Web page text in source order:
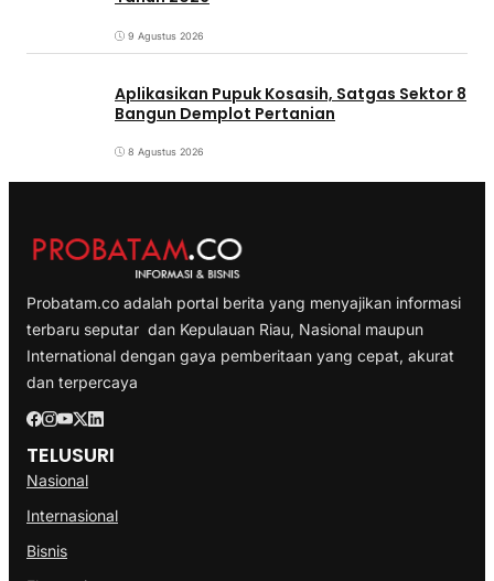
9 Agustus 2026
Aplikasikan Pupuk Kosasih, Satgas Sektor 8
Bangun Demplot Pertanian
8 Agustus 2026
Probatam.co adalah portal berita yang menyajikan informasi
terbaru seputar dan Kepulauan Riau, Nasional maupun
International dengan gaya pemberitaan yang cepat, akurat
dan terpercaya
TELUSURI
Nasional
Internasional
Bisnis